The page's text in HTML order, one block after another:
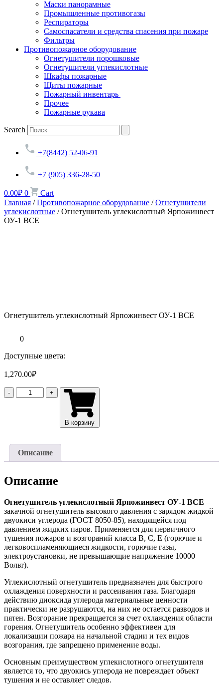
Маски панорамные
Промышленные противогазы
Респираторы
Самоспасатели и средства спасения при пожаре
Фильтры
Противопожарное оборудование
Огнетушители порошковые
Огнетушители углекислотные
Шкафы пожарные
Щиты пожарные
Пожарный инвентарь
Прочее
Пожарные рукава
Search
+7(8442) 52-06-91
+7 (905) 336-28-50
0.00₽ 0
Cart
Главная /Противопожарное оборудование /Огнетушители
углекислотные / Огнетушитель углекислотный Ярпожинвест
ОУ-1 ВСЕ
Огнетушитель углекислотный Ярпожинвест ОУ-1 ВСЕ
0
Доступные цвета:
1,270.00₽
-
Количество
товара
углекислотный
Ярпожинвест
ВСЕ
+
В корзину
Описание
Описание
Огнетушитель углекислотный Ярпожинвест ОУ-1 ВСЕ –
закачной огнетушитель высокого давления с зарядом жидкой
двуокиси углерода (ГОСТ 8050-85), находящейся под
давлением жидких паров. Применяется для первичного
тушения пожаров и возгораний класса B, C, E (горючие и
легковоспламеняющиеся жидкости, горючие газы,
электроустановки, не превышающие напряжение 10000
Вольт).
Углекислотный огнетушитель предназначен для быстрого
охлаждения поверхности и рассеивания газа. Благодаря
действию диоксида углерода материальные ценности
практически не разрушаются, на них не остается разводов и
пятен. Возгорание прекращается за счет охлаждения области
горения. Огнетушитель особенно эффективен для
локализации пожара на начальной стадии и тех видов
возгорания, где запрещено применение воды.
Основным преимуществом углекислотного огнетушителя
является то, что двуокись углерода не повреждает объект
тушения и не оставляет следов.